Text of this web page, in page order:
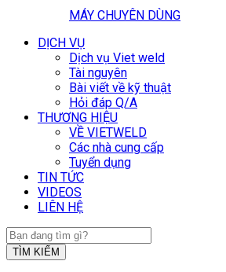
MÁY CHUYÊN DÙNG
DỊCH VỤ
Dịch vụ Viet weld
Tài nguyên
Bài viết về kỹ thuật
Hỏi đáp Q/A
THƯƠNG HIỆU
VỀ VIETWELD
Các nhà cung cấp
Tuyển dụng
TIN TỨC
VIDEOS
LIÊN HỆ
TÌM KIẾM